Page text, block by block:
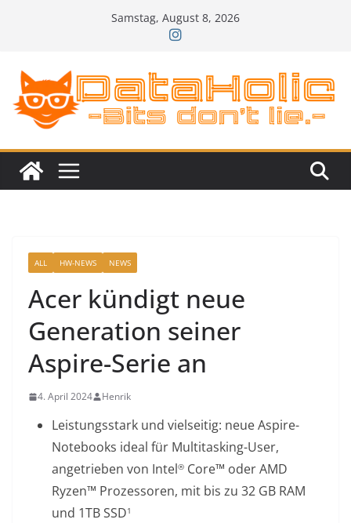
Samstag, August 8, 2026
ALL HW-NEWS NEWS
Acer kündigt neue
Generation seiner
Aspire-Serie an
4. April 2024 Henrik
Leistungsstark und vielseitig: neue Aspire-
Notebooks ideal für Multitasking-User,
angetrieben von Intel® Core™ oder AMD
Ryzen™ Prozessoren, mit bis zu 32 GB RAM
und 1TB SSD1